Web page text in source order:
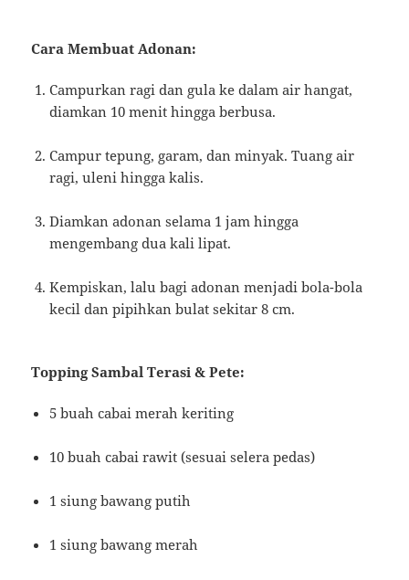
Cara Membuat Adonan:
Campurkan ragi dan gula ke dalam air hangat,
diamkan 10 menit hingga berbusa.
Campur tepung, garam, dan minyak. Tuang air
ragi, uleni hingga kalis.
Diamkan adonan selama 1 jam hingga
mengembang dua kali lipat.
Kempiskan, lalu bagi adonan menjadi bola-bola
kecil dan pipihkan bulat sekitar 8 cm.
Topping Sambal Terasi & Pete:
5 buah cabai merah keriting
10 buah cabai rawit (sesuai selera pedas)
1 siung bawang putih
1 siung bawang merah